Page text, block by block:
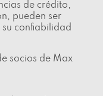
de crédito,
pueden ser
confiabilidad
socios de Max